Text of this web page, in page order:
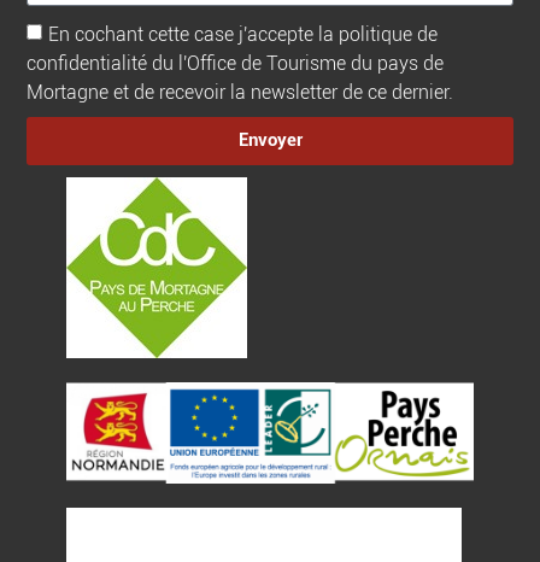
En cochant cette case j'accepte la politique de
confidentialité du l'Office de Tourisme du pays de
Mortagne et de recevoir la newsletter de ce dernier.
Envoyer